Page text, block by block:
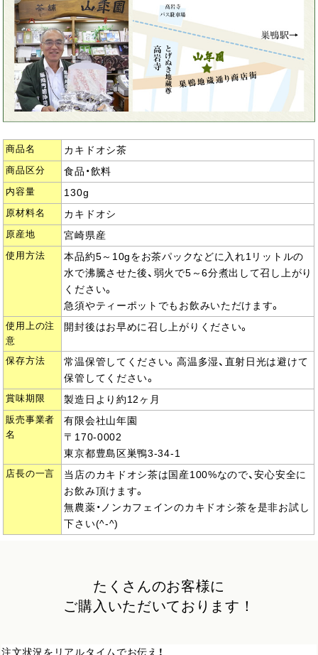
商品名 カキドオシ茶
商品区分 食品・飲料
内容量 130g
原材料名 カキドオシ
原産地 宮崎県産
使用方法
本品約5～10gをお茶パックなどに入れ1リットルの
水で沸騰させた後、弱火で5～6分煮出して召し上がり
ください。
急須やティーポットでもお飲みいただけます。
使用上の注
意
開封後はお早めに召し上がりください。
保存方法
常温保管してください。高温多湿、直射日光は避けて
保管してください。
賞味期限 製造日より約12ヶ月
販売事業者
名
有限会社山年園
〒170-0002
東京都豊島区巣鴨3-34-1
店長の一言
当店のカキドオシ茶は国産100%なので、安心安全に
お飲み頂けます。
無農薬・ノンカフェインのカキドオシ茶を是非お試し
下さい(^-^)
たくさんのお客様に
ご購入いただいております！
注文状況をリアルタイムでお伝え！